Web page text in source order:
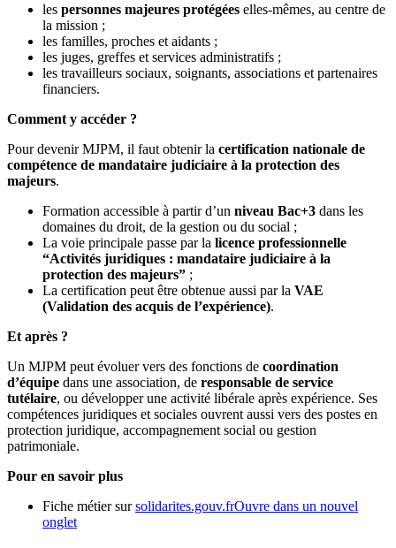
les personnes majeures protégées elles-mêmes, au centre de
la mission ;
les familles, proches et aidants ;
les juges, greffes et services administratifs ;
les travailleurs sociaux, soignants, associations et partenaires
financiers.
Comment y accéder ?
Pour devenir MJPM, il faut obtenir la certification nationale de
compétence de mandataire judiciaire à la protection des
majeurs.
Formation accessible à partir d’un niveau Bac+3 dans les
domaines du droit, de la gestion ou du social ;
La voie principale passe par la licence professionnelle
“Activités juridiques : mandataire judiciaire à la
protection des majeurs” ;
La certification peut être obtenue aussi par la VAE
(Validation des acquis de l’expérience).
Et après ?
Un MJPM peut évoluer vers des fonctions de coordination
d’équipe dans une association, de responsable de service
tutélaire, ou développer une activité libérale après expérience. Ses
compétences juridiques et sociales ouvrent aussi vers des postes en
protection juridique, accompagnement social ou gestion
patrimoniale.
Pour en savoir plus
Fiche métier sursolidarites.gouv.frOuvre dans un nouvel
onglet